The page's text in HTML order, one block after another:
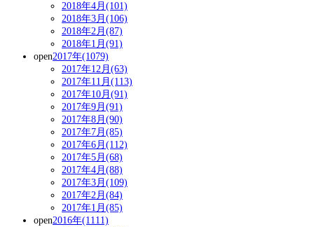
2018年4月(101)
2018年3月(106)
2018年2月(87)
2018年1月(91)
open2017年(1079)
2017年12月(63)
2017年11月(113)
2017年10月(91)
2017年9月(91)
2017年8月(90)
2017年7月(85)
2017年6月(112)
2017年5月(68)
2017年4月(88)
2017年3月(109)
2017年2月(84)
2017年1月(85)
open2016年(1111)